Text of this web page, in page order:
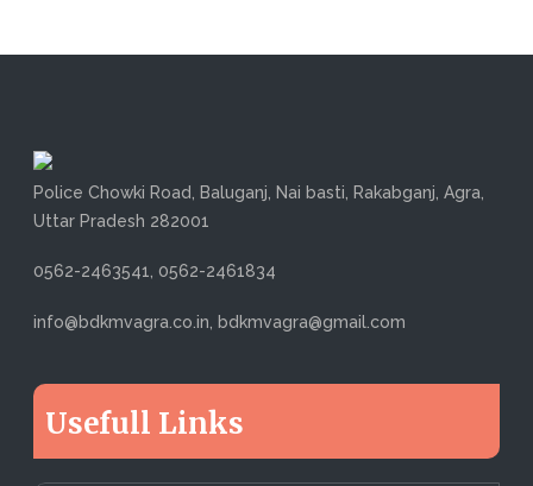
Police Chowki Road, Baluganj, Nai basti, Rakabganj, Agra,
Uttar Pradesh 282001
0562-2463541, 0562-2461834
info@bdkmvagra.co.in, bdkmvagra@gmail.com
Usefull Links